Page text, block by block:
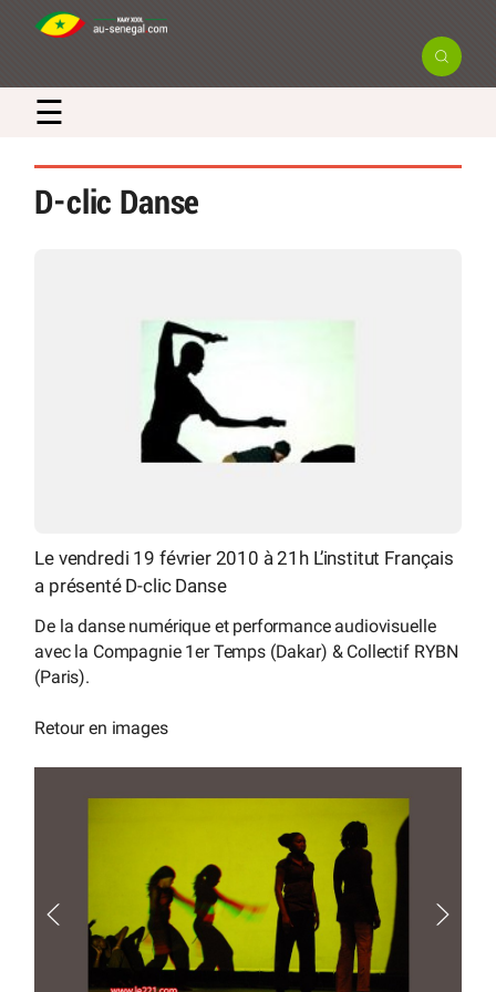
☰
D-clic Danse
Le vendredi 19 février 2010 à 21h L’institut Français
a présenté D-clic Danse
De la danse numérique et performance audiovisuelle
avec la Compagnie 1er Temps (Dakar) & Collectif RYBN
(Paris).
Retour en images